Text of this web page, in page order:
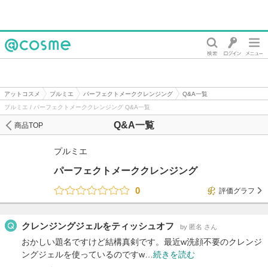
アットコスメ プルミエ パーフェクトメーククレンジング
Q&A一覧
プルミエ / パーフェクトメーククレンジング Q&A一覧
Q&A一覧
商品TOP
プルミエ
パーフェクトメーククレンジング
0
評価グラフ
クレンジングジェルをティッシュオフ by 匿名 さん
おかしい題名ですけど結構真剣です。最近w洗顔不要のクレンジ
ングジェルを使っているのですw… 続きを読む